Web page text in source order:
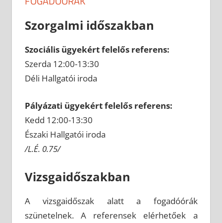
Szorgalmi időszakban
Szociális ügyekért felelős referens:
Szerda 12:00-13:30
Déli Hallgatói iroda
Pályázati ügyekért felelős referens:
Kedd 12:00-13:30
Északi Hallgatói iroda
/L.É. 0.75/
Vizsgaidőszakban
A vizsgaidőszak alatt a fogadóórák
szünetelnek. A referensek elérhetőek a